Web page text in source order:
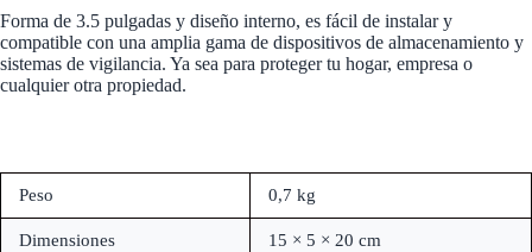
Forma de 3.5 pulgadas y diseño interno, es fácil de instalar y
compatible con una amplia gama de dispositivos de almacenamiento y
sistemas de vigilancia. Ya sea para proteger tu hogar, empresa o
cualquier otra propiedad.
Peso 0,7 kg
Dimensiones 15 × 5 × 20 cm